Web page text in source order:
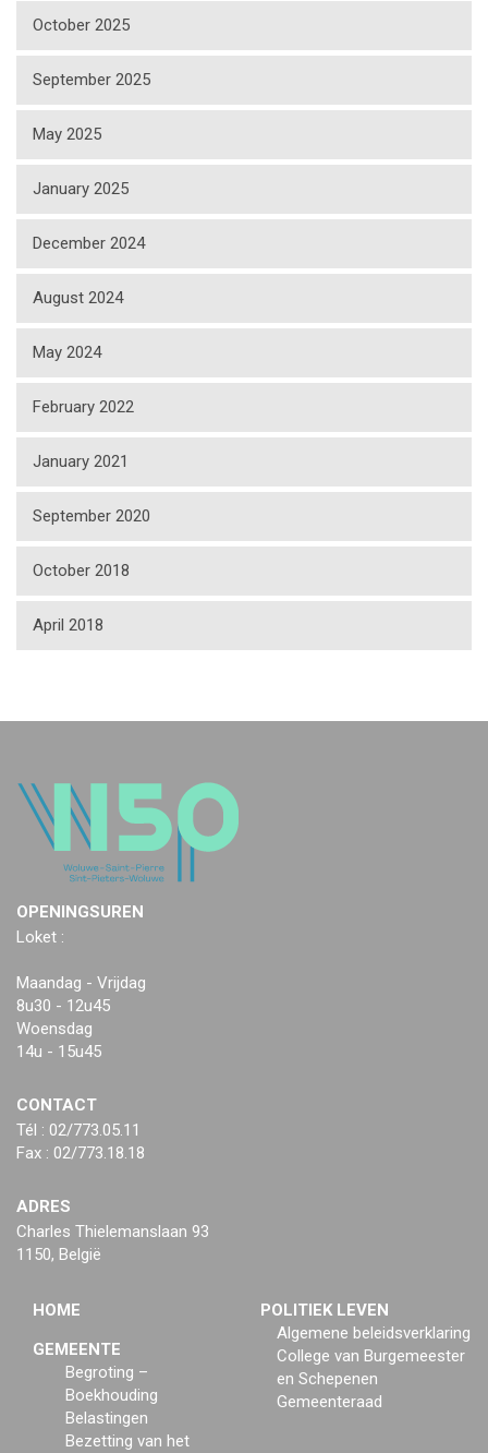
October 2025
September 2025
May 2025
January 2025
December 2024
August 2024
May 2024
February 2022
January 2021
September 2020
October 2018
April 2018
OPENINGSUREN
Loket :
Maandag - Vrijdag
8u30 - 12u45
Woensdag
14u - 15u45
CONTACT
Tél : 02/773.05.11
Fax : 02/773.18.18
ADRES
Charles Thielemanslaan 93
1150, België
HOME
GEMEENTE
Begroting –
Boekhouding
Belastingen
Bezetting van het
POLITIEK LEVEN
Algemene beleidsverklaring
College van Burgemeester
en Schepenen
Gemeenteraad